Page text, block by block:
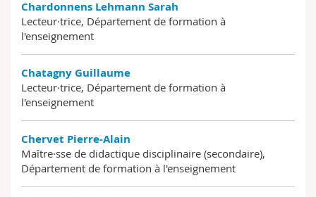
Chardonnens Lehmann Sarah
Lecteur·trice, Département de formation à
l'enseignement
Chatagny Guillaume
Lecteur·trice, Département de formation à
l'enseignement
Chervet Pierre-Alain
Maître·sse de didactique disciplinaire (secondaire),
Département de formation à l'enseignement